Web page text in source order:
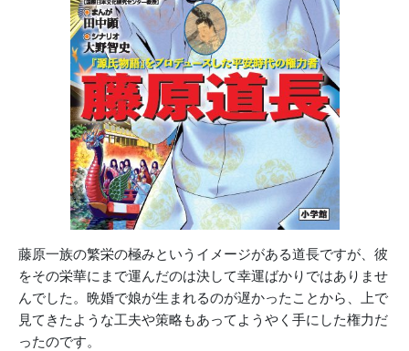
藤原一族の繁栄の極みというイメージがある道長ですが、彼
をその栄華にまで運んだのは決して幸運ばかりではありませ
んでした。晩婚で娘が生まれるのが遅かったことから、上で
見てきたような工夫や策略もあってようやく手にした権力だ
ったのです。